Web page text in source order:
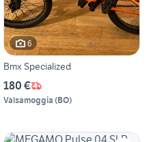
6
Bmx Specialized
180 €
Valsamoggia (BO)